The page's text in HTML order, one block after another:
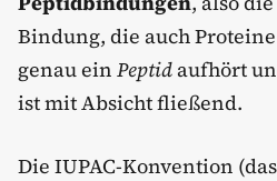
Bindung, die auch
genau ein Peptid aufhört
ist mit Absicht fließend.
Die IUPAC-Konvention